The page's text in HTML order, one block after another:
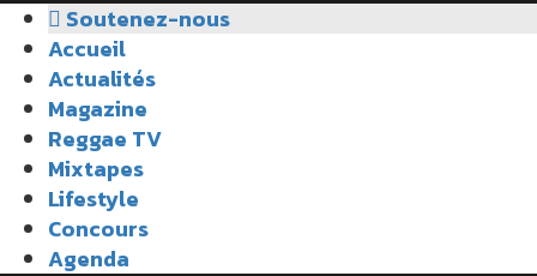
Soutenez-nous
Accueil
Actualités
Magazine
Reggae TV
Mixtapes
Lifestyle
Concours
Agenda